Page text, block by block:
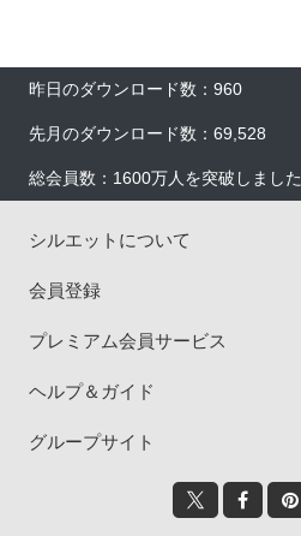
昨日のダウンロード数：960
先月のダウンロード数：69,528
総会員数：1600万人を突破しました
シルエットについて
会員登録
プレミアム会員サービス
ヘルプ＆ガイド
グループサイト